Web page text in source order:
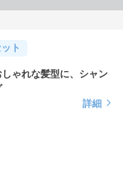
ト
ゃれな髪型に、シャン
詳細